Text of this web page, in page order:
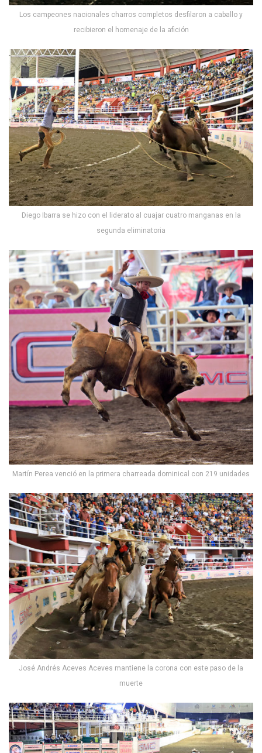
Los campeones nacionales charros completos desfilaron a caballo y
recibieron el homenaje de la afición
Diego Ibarra se hizo con el liderato al cuajar cuatro manganas en la
segunda eliminatoria
Martín Perea venció en la primera charreada dominical con 219 unidades
José Andrés Aceves Aceves mantiene la corona con este paso de la
muerte